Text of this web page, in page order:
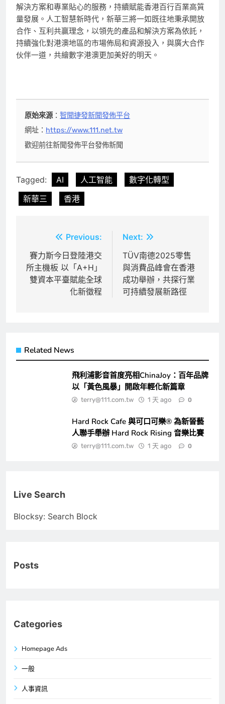
解決方案和專業貼心的服務，持續賦能香港百行百業高質
量發展。人工智慧新時代，新華三將一如既往地秉承開放
合作、互利共贏理念，以領先的產品和解決方案為依託，
持續強化對港澳地區的市場佈局和資源投入，與廣大合作
伙伴一道，共繪數字港澳更加美好的明天。
原始來源：智聞捷發新聞發佈平台
網址： https://www.111.net.tw
歡迎前往新聞發佈平台發佈新聞
Tagged: AI 人工智能
數字化轉型
新華三
香港
章
導
Previous:
賽力斯今日登陸港交
所主機板 以「A+H」
雙資本平臺賦能全球
化新徵程
Next:
TÜV南德2025零售
與消費品峰會在香港
成功舉辦，共探行業
可持續發展新路徑
Related News
飛利浦影音首度亮相ChinaJoy：百年品牌
以「黃色風暴」開啟年輕化新篇章
terry@111.com.tw 1 天 ago 0
Hard Rock Cafe 與可口可樂® 為新晉藝
人聯手舉辦 Hard Rock Rising 音樂比賽
terry@111.com.tw 1 天 ago 0
Live Search
Blocksy: Search Block
Posts
Categories
Homepage Ads
一般
人事資訊